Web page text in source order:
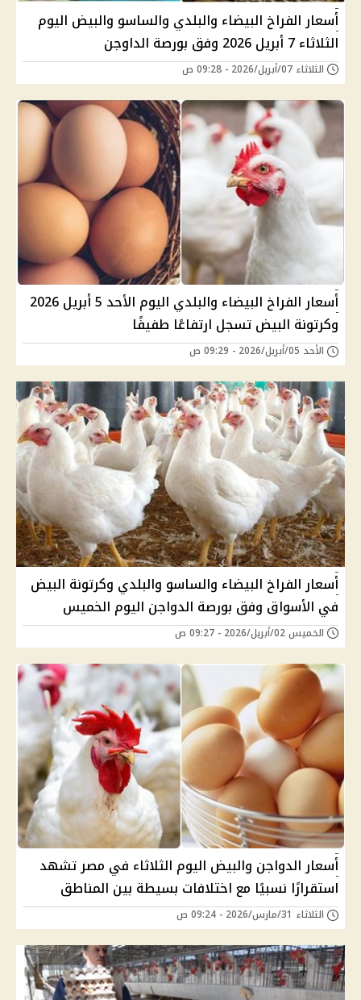
أسعار الفراخ البيضاء والبلدي والساسو والبيض اليوم
الثلاثاء 7 أبريل 2026 وفق بورصة الداوجن
الثلاثاء 07/أبريل/2026 - 09:28 ص
أسعار الفراخ البيضاء والبلدي اليوم الأحد 5 أبريل 2026
وكرتونة البيض تسجل ارتفاعًا طفيفًا
الأحد 05/أبريل/2026 - 09:29 ص
أسعار الفراخ البيضاء والساسو والبلدي وكرتونة البيض
في الأسواق وفق بورصة الدواجن اليوم الخميس
الخميس 02/أبريل/2026 - 09:27 ص
أسعار الدواجن والبيض اليوم الثلاثاء في مصر تشهد
استقرارًا نسبيًا مع اختلافات بسيطة بين المناطق
الثلاثاء 31/مارس/2026 - 09:24 ص